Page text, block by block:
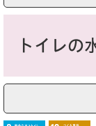
トイレの